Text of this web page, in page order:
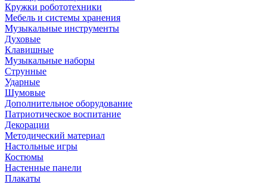
Кружки робототехники
Мебель и системы хранения
Музыкальные инструменты
Духовые
Клавишные
Музыкальные наборы
Струнные
Ударные
Шумовые
Дополнительное оборудование
Патриотическое воспитание
Декорации
Методический материал
Настольные игры
Костюмы
Настенные панели
Плакаты